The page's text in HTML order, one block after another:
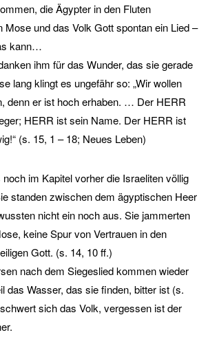
die Ägypter in den Fluten
Mose und das Volk Gott spontan ein Lied –
kann…
ihm für das Wunder, das sie gerade
lang klingt es ungefähr so: „Wir wollen
denn er ist hoch erhaben. … Der HERR
HERR ist sein Name. Der HERR ist
(s. 15, 1 – 18; Neues Leben)
im Kapitel vorher die Israeliten völlig
standen zwischen dem ägyptischen Heer
nicht ein noch aus. Sie jammerten
keine Spur von Vertrauen in den
Gott. (s. 14, 10 ff.)
nach dem Siegeslied kommen wieder
das Wasser, das sie finden, bitter ist (s.
sich das Volk, vergessen ist der